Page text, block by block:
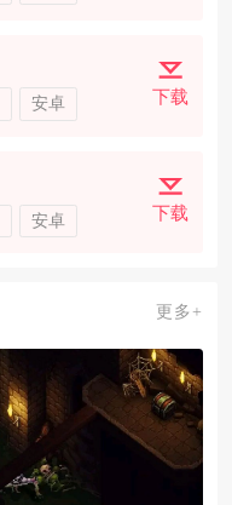
安卓 下载
安卓 下载
更多+